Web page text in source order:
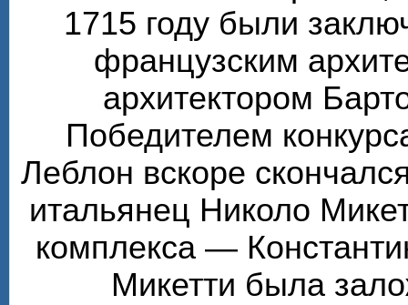
1715 году были
французским
архитектором
Победителем
Леблон вскоре
итальянец Николо
комплекса —
Микетти была